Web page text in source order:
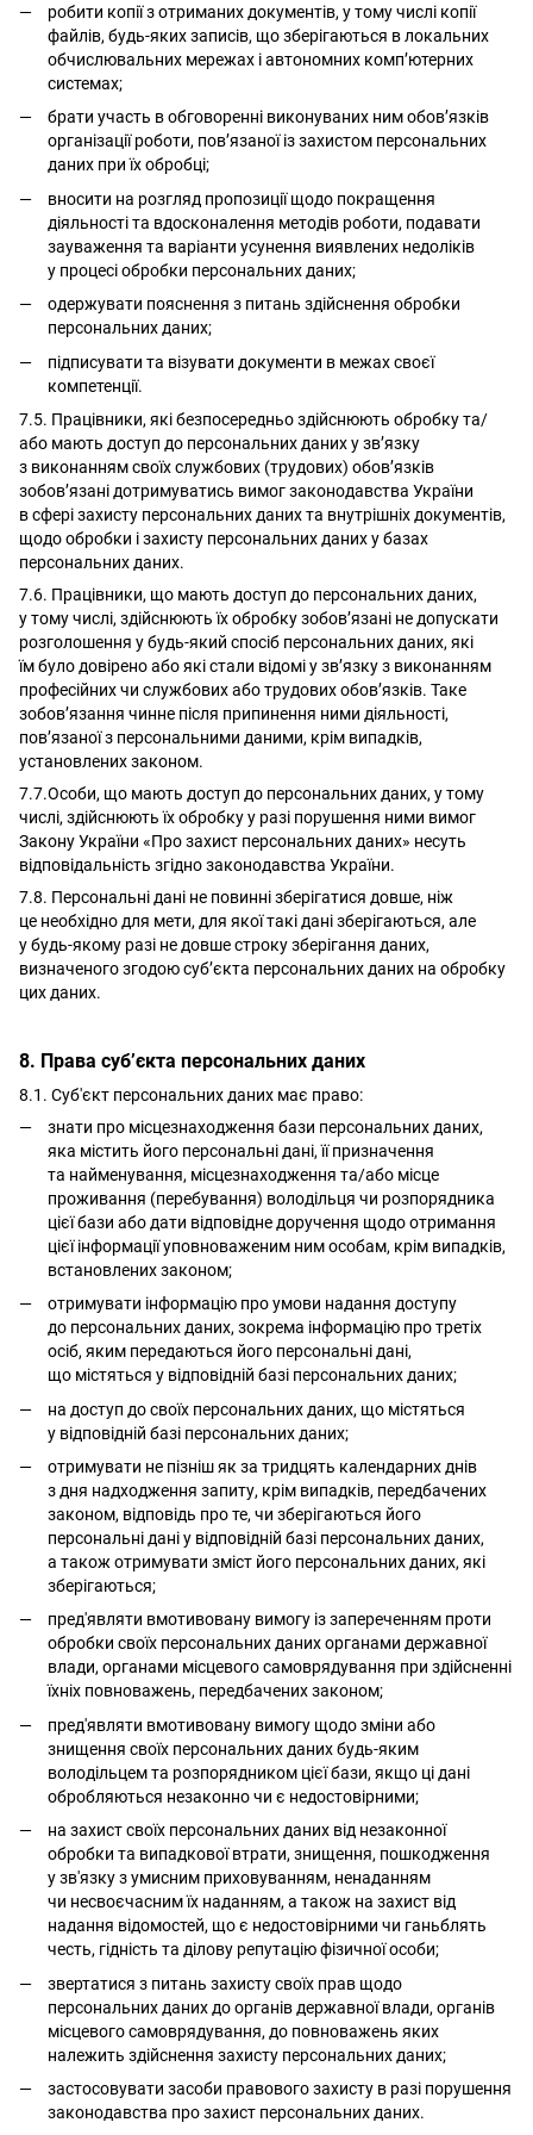
робити копії з отриманих документів, у тому числі копії
файлів, будь-яких записів, що зберігаються в локальних
обчислювальних мережах і автономних комп’ютерних
системах;
брати участь в обговоренні виконуваних ним обов’язків
організації роботи, пов’язаної із захистом персональних
даних при їх обробці;
вносити на розгляд пропозиції щодо покращення
діяльності та вдосконалення методів роботи, подавати
зауваження та варіанти усунення виявлених недоліків
у процесі обробки персональних даних;
одержувати пояснення з питань здійснення обробки
персональних даних;
підписувати та візувати документи в межах своєї
компетенції.
7.5. Працівники, які безпосередньо здійснюють обробку та/
або мають доступ до персональних даних у зв’язку
з виконанням своїх службових (трудових) обов’язків
зобов’язані дотримуватись вимог законодавства України
в сфері захисту персональних даних та внутрішніх документів,
щодо обробки і захисту персональних даних у базах
персональних даних.
7.6. Працівники, що мають доступ до персональних даних,
у тому числі, здійснюють їх обробку зобов’язані не допускати
розголошення у будь-який спосіб персональних даних, які
їм було довірено або які стали відомі у зв’язку з виконанням
професійних чи службових або трудових обов’язків. Таке
зобов’язання чинне після припинення ними діяльності,
пов’язаної з персональними даними, крім випадків,
установлених законом.
7.7.Особи, що мають доступ до персональних даних, у тому
числі, здійснюють їх обробку у разі порушення ними вимог
Закону України «Про захист персональних даних» несуть
відповідальність згідно законодавства України.
7.8. Персональні дані не повинні зберігатися довше, ніж
це необхідно для мети, для якої такі дані зберігаються, але
у будь-якому разі не довше строку зберігання даних,
визначеного згодою суб’єкта персональних даних на обробку
цих даних.
8. Права суб’єкта персональних даних
8.1. Суб'єкт персональних даних має право:
знати про місцезнаходження бази персональних даних,
яка містить його персональні дані, її призначення
та найменування, місцезнаходження та/або місце
проживання (перебування) володільця чи розпорядника
цієї бази або дати відповідне доручення щодо отримання
цієї інформації уповноваженим ним особам, крім випадків,
встановлених законом;
отримувати інформацію про умови надання доступу
до персональних даних, зокрема інформацію про третіх
осіб, яким передаються його персональні дані,
що містяться у відповідній базі персональних даних;
на доступ до своїх персональних даних, що містяться
у відповідній базі персональних даних;
отримувати не пізніш як за тридцять календарних днів
з дня надходження запиту, крім випадків, передбачених
законом, відповідь про те, чи зберігаються його
персональні дані у відповідній базі персональних даних,
а також отримувати зміст його персональних даних, які
зберігаються;
пред'являти вмотивовану вимогу із запереченням проти
обробки своїх персональних даних органами державної
влади, органами місцевого самоврядування при здійсненні
їхніх повноважень, передбачених законом;
пред'являти вмотивовану вимогу щодо зміни або
знищення своїх персональних даних будь-яким
володільцем та розпорядником цієї бази, якщо ці дані
обробляються незаконно чи є недостовірними;
на захист своїх персональних даних від незаконної
обробки та випадкової втрати, знищення, пошкодження
у зв'язку з умисним приховуванням, ненаданням
чи несвоєчасним їх наданням, а також на захист від
надання відомостей, що є недостовірними чи ганьблять
честь, гідність та ділову репутацію фізичної особи;
звертатися з питань захисту своїх прав щодо
персональних даних до органів державної влади, органів
місцевого самоврядування, до повноважень яких
належить здійснення захисту персональних даних;
застосовувати засоби правового захисту в разі порушення
законодавства про захист персональних даних.